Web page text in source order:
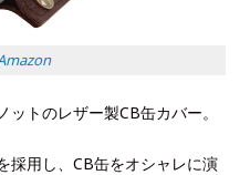
トのレザー製CB缶カバー。
採用し、CB缶をオシャレに演